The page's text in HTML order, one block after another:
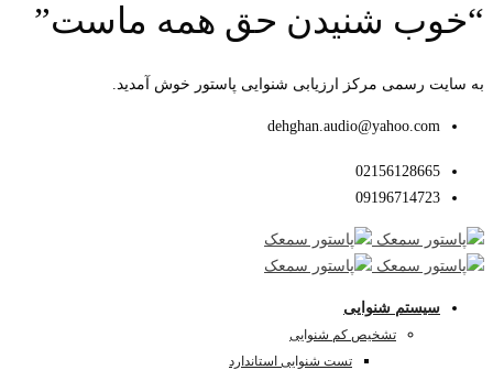
“خوب شنیدن حق همه ماست”
به سایت رسمی مرکز ارزیابی شنوایی پاستور خوش آمدید.
dehghan.audio@yahoo.com
02156128665
09196714723
سیستم شنوایی
تشخیص کم شنوایی
تست شنوایی استاندارد